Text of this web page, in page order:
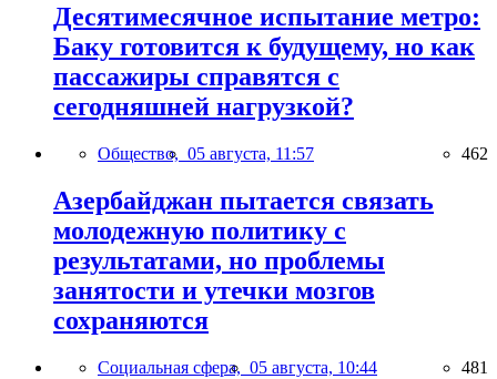
Десятимесячное испытание метро:
Баку готовится к будущему, но как
пассажиры справятся с
сегодняшней нагрузкой?
Общество, 05 августа, 11:57 462
Азербайджан пытается связать
молодежную политику с
результатами, но проблемы
занятости и утечки мозгов
сохраняются
Социальная сфера, 05 августа, 10:44 481